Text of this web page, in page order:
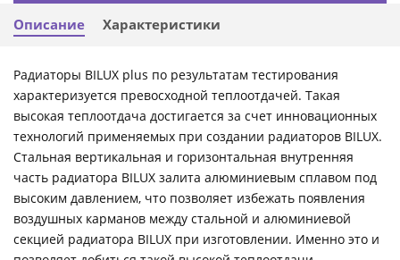
Описание Характеристики
Радиаторы BILUX plus по результатам тестирования
характеризуется превосходной теплоотдачей. Такая
высокая теплоотдача достигается за счет инновационных
технологий применяемых при создании радиаторов BILUX.
Стальная вертикальная и горизонтальная внутренняя
часть радиатора BILUX залита алюминиевым сплавом под
высоким давлением, что позволяет избежать появления
воздушных карманов между стальной и алюминиевой
секцией радиатора BILUX при изготовлении. Именно это и